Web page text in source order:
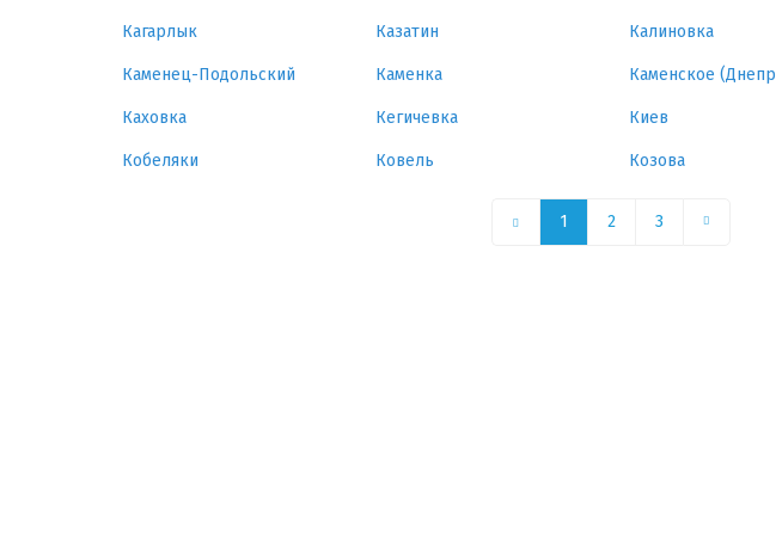
Кагарлык Казатин Калиновка
Каменец-Подольский Каменка
Каховка Кегичевка Киев
Кобеляки Ковель Козова
1 2 3